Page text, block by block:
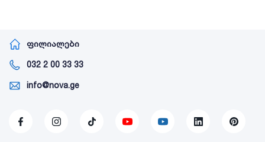
ფილიალები
032 2 00 33 33
info@nova.ge